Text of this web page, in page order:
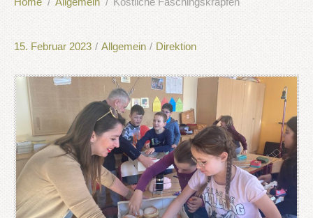
15. Februar 2023 / Allgemein / Direktion